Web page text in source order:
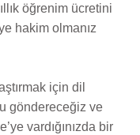
öğrenim ücretini
hakim olmanız
için dil
göndereceğiz ve
vardığınızda bir